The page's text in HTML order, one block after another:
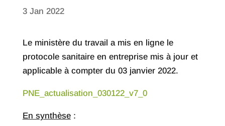
3 Jan 2022
Le ministère du travail a mis en ligne le
protocole sanitaire en entreprise mis à jour et
applicable à compter du 03 janvier 2022.
PNE_actualisation_030122_v7_0
En synthèse: